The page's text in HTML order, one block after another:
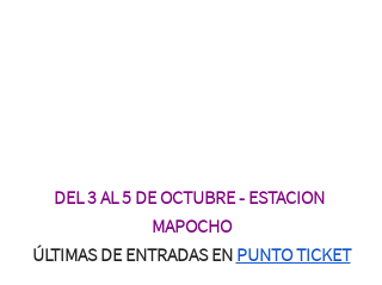
DEL 3 AL 5 DE OCTUBRE - ESTACION
MAPOCHO
ÚLTIMAS DE ENTRADAS EN PUNTO TICKET